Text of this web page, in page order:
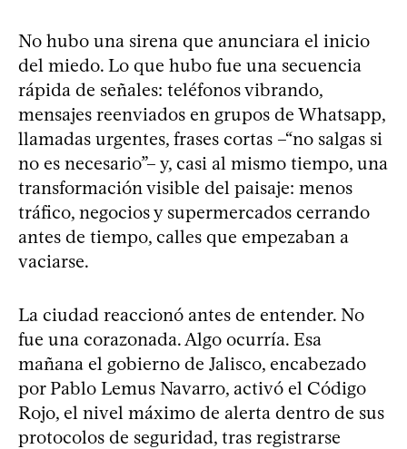
No hubo una sirena que anunciara el inicio
del miedo. Lo que hubo fue una secuencia
rápida de señales: teléfonos vibrando,
mensajes reenviados en grupos de Whatsapp,
llamadas urgentes, frases cortas –“no salgas si
no es necesario”– y, casi al mismo tiempo, una
transformación visible del paisaje: menos
tráfico, negocios y supermercados cerrando
antes de tiempo, calles que empezaban a
vaciarse.
La ciudad reaccionó antes de entender. No
fue una corazonada. Algo ocurría. Esa
mañana el gobierno de Jalisco, encabezado
por Pablo Lemus Navarro, activó el Código
Rojo, el nivel máximo de alerta dentro de sus
protocolos de seguridad, tras registrarse